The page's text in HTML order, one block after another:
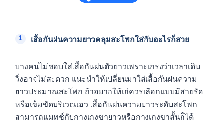
เสื้อกันฝนความยาวคลุมสะโพกใส่กับอะไรก็สวย
บางคนไม่ชอบใส่เสื้อกันฝนตัวยาวเพราะเกรงว่าเวลาเดิน
วิ่งอาจไม่สะดวก แนะนำให้เปลี่ยนมาใส่เสื้อกันฝนความ
ยาวประมาณสะโพก ถ้าอยากให้เก๋ควรเลือกแบบมีสายรัด
หรือเข็มขัดบริเวณเอว เสื้อกันฝนความยาวระดับสะโพก
สามารถแมทช์กับกางเกงขายาวหรือกางเกงขาสั้นก็ได้